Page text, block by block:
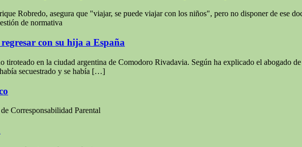
Robredo, asegura que "viajar, se puede viajar con los niños", pero no disponer de ese
de normativa
con su hija a España
tiroteado en la ciudad argentina de Comodoro Rivadavia. Según ha explicado el abogado
secuestrado y se había […]
Corresponsabilidad Parental